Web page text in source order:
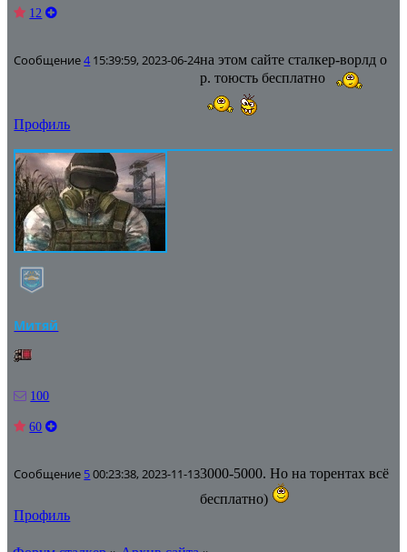
12
Сообщение4 15:39:59, 2023-06-24на этом сайте сталкер-ворлд о
р. тоюсть бесплатно
Профиль
Митяй
100
60
Сообщение 500:23:38, 2023-11-133000-5000. Но на торентах всё
бесплатно)
Профиль